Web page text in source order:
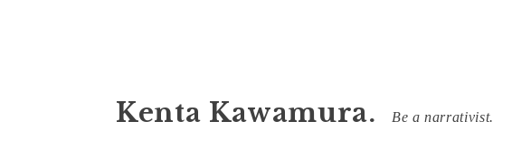
ン
Kenta Kawamura. Be a narrativist.